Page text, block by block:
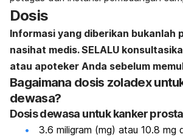
Dosis
Informasi yang diberikan bukanlah
nasihat medis. SELALU
atau apoteker Anda sebelum
Bagaimana dosis zoladex
dewasa?
Dosis dewasa untuk kanker
3.6 miligram (mg) atau 10.8 mg